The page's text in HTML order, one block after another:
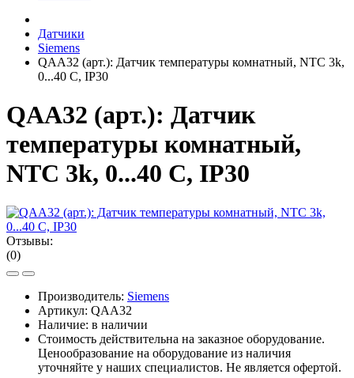
Датчики
Siemens
QAA32 (арт.): Датчик температуры комнатный, NTC 3k,
0...40 C, IP30
QAA32 (арт.): Датчик
температуры комнатный,
NTC 3k, 0...40 C, IP30
Отзывы:
(0)
Производитель: Siemens
Артикул: QAA32
Наличие: в наличии
Стоимость действительна на заказное оборудование.
Ценообразование на оборудование из наличия
уточняйте у наших специалистов. Не является офертой.